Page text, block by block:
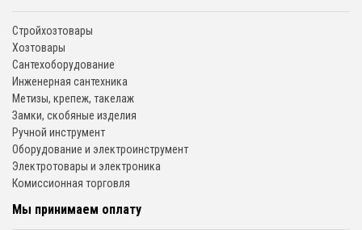
Стройхозтовары
Хозтовары
Сантехоборудование
Инженерная сантехника
Метизы, крепеж, такелаж
Замки, скобяные изделия
Ручной инструмент
Оборудование и электроинструмент
Электротовары и электроника
Комиссионная торговля
Мы принимаем оплату